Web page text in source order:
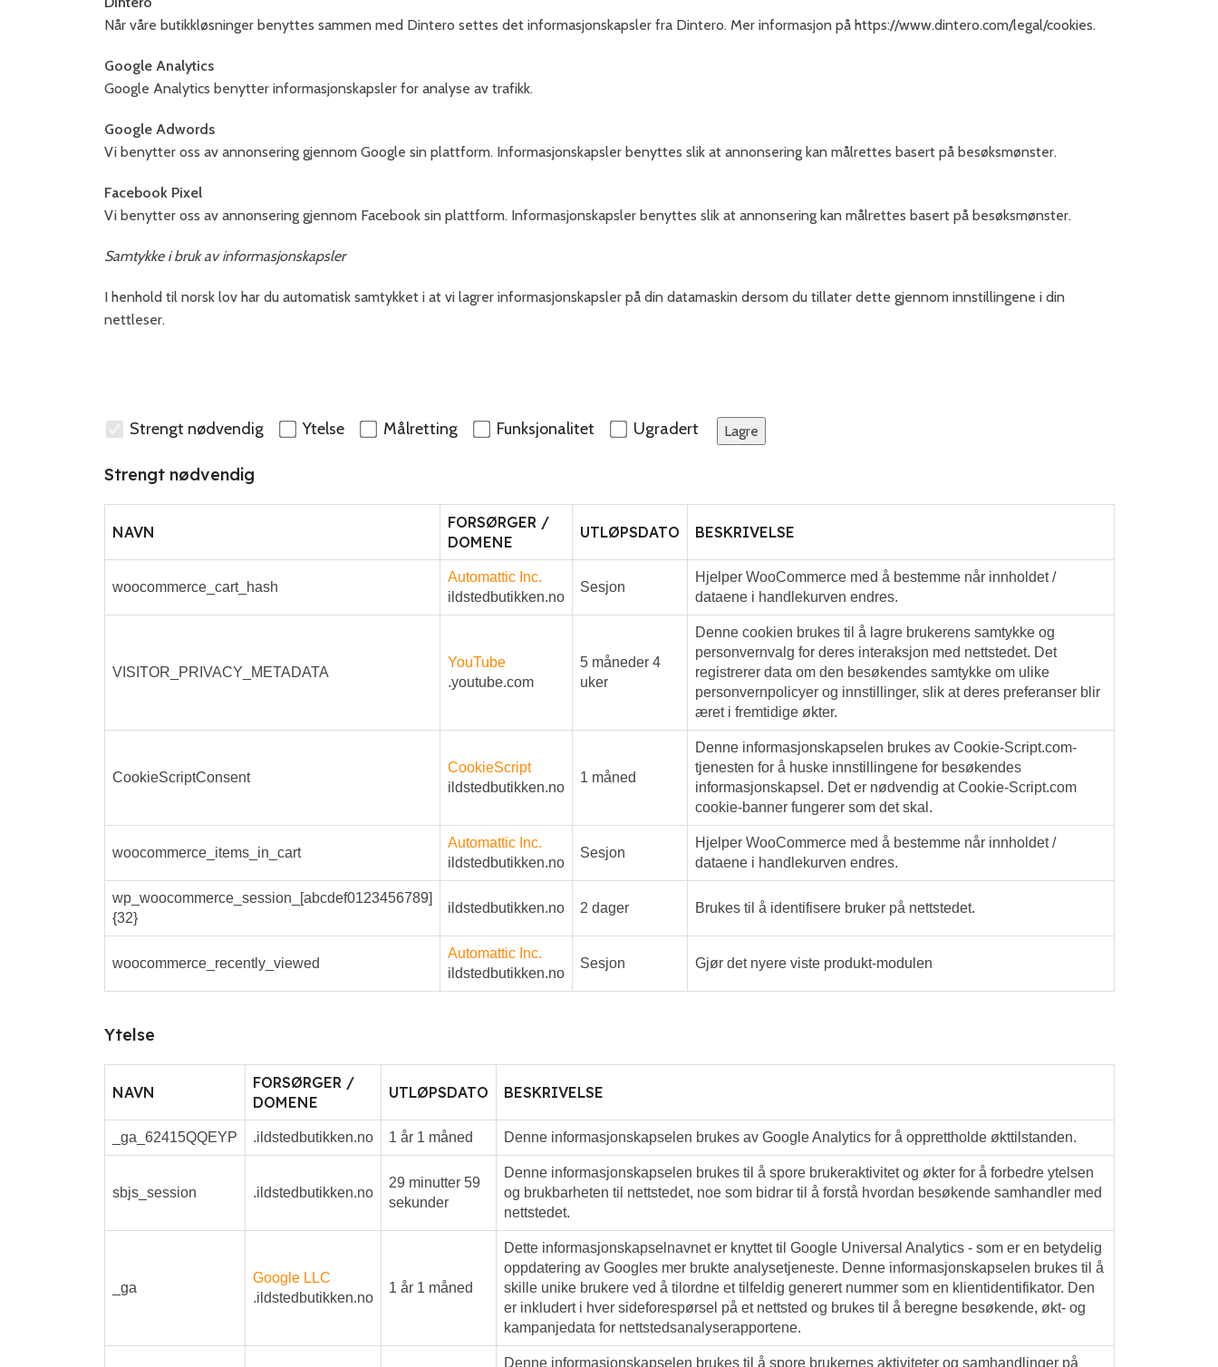
Når våre butikkløsninger benyttes sammen med Dintero settes det informasjonskapsler fra Dintero. Mer informasjon på https://www.dintero.com/legal/cookies.
Google Analytics
Google Analytics benytter informasjonskapsler for analyse av trafikk.
Google Adwords
Vi benytter oss av annonsering gjennom Google sin plattform. Informasjonskapsler benyttes slik at annonsering kan målrettes basert på besøksmønster.
Facebook Pixel
Vi benytter oss av annonsering gjennom Facebook sin plattform. Informasjonskapsler benyttes slik at annonsering kan målrettes basert på besøksmønster.
Samtykke i bruk av informasjonskapsler
I henhold til norsk lov har du automatisk samtykket i at vi lagrer informasjonskapsler på din datamaskin dersom du tillater dette gjennom innstillingene i din
nettleser.
Strengt nødvendig Ytelse Målretting Funksjonalitet Ugradert Lagre
Strengt nødvendig
NAVN
FORSØRGER /
DOMENE
UTLØPSDATO BESKRIVELSE
woocommerce_cart_hash
Automattic Inc.
ildstedbutikken.no
Sesjon
Hjelper WooCommerce med å bestemme når innholdet /
dataene i handlekurven endres.
VISITOR_PRIVACY_METADATA
YouTube
.youtube.com
5 måneder 4
uker
Denne cookien brukes til å lagre brukerens samtykke og
personvernvalg for deres interaksjon med nettstedet. Det
registrerer data om den besøkendes samtykke om ulike
personvernpolicyer og innstillinger, slik at deres preferanser blir
æret i fremtidige økter.
CookieScriptConsent
CookieScript
ildstedbutikken.no
1 måned
Denne informasjonskapselen brukes av Cookie-Script.com-
tjenesten for å huske innstillingene for besøkendes
informasjonskapsel. Det er nødvendig at Cookie-Script.com
cookie-banner fungerer som det skal.
woocommerce_items_in_cart
Automattic Inc.
ildstedbutikken.no
Sesjon
Hjelper WooCommerce med å bestemme når innholdet /
dataene i handlekurven endres.
wp_woocommerce_session_[abcdef0123456789]
{32}
ildstedbutikken.no 2 dager Brukes til å identifisere bruker på nettstedet.
woocommerce_recently_viewed
Automattic Inc.
ildstedbutikken.no
Sesjon Gjør det nyere viste produkt-modulen
Ytelse
NAVN
FORSØRGER /
DOMENE
UTLØPSDATO BESKRIVELSE
_ga_62415QQEYP .ildstedbutikken.no 1 år 1 måned Denne informasjonskapselen brukes av Google Analytics for å opprettholde økttilstanden.
sbjs_session .ildstedbutikken.no
29 minutter 59
sekunder
Denne informasjonskapselen brukes til å spore brukeraktivitet og økter for å forbedre ytelsen
og brukbarheten til nettstedet, noe som bidrar til å forstå hvordan besøkende samhandler med
nettstedet.
_ga
Google LLC
.ildstedbutikken.no
1 år 1 måned
Dette informasjonskapselnavnet er knyttet til Google Universal Analytics - som er en betydelig
oppdatering av Googles mer brukte analysetjeneste. Denne informasjonskapselen brukes til å
skille unike brukere ved å tilordne et tilfeldig generert nummer som en klientidentifikator. Den
er inkludert i hver sideforespørsel på et nettsted og brukes til å beregne besøkende, økt- og
kampanjedata for nettstedsanalyserapportene.
Denne informasjonskapselen brukes til å spore brukernes aktiviteter og samhandlinger på